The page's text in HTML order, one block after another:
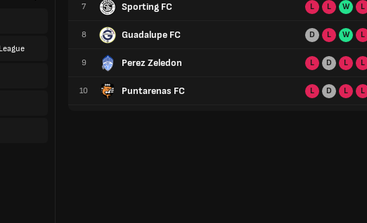
7 Sporting FC
8 Guadalupe FC
9 Perez Zeledon
10 Puntarenas FC
L L W L
D L W L
L D L L
L D L L